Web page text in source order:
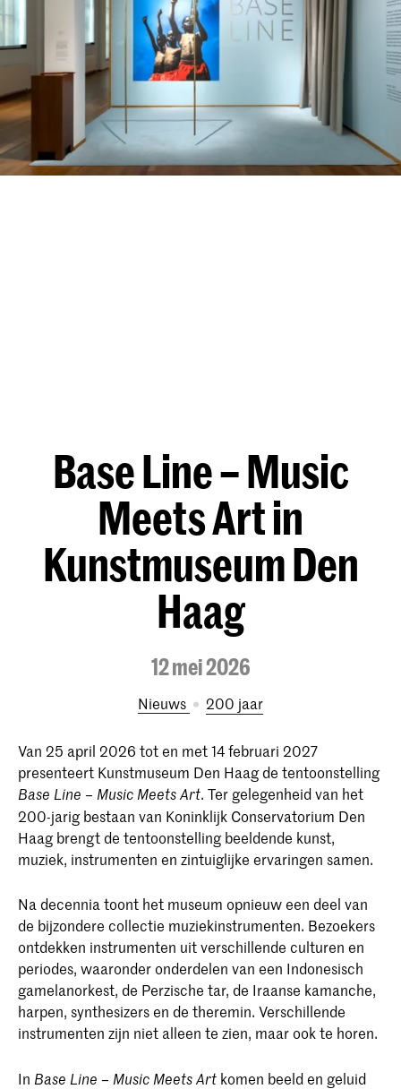
Base Line – Music
Meets Art in
Kunstmuseum Den
Haag
12 mei 2026
Nieuws 200 jaar
Van 25 april 2026 tot en met 14 februari 2027
presenteert Kunstmuseum Den Haag de tentoonstelling
Base Line – Music Meets Art. Ter gelegenheid van het
200-jarig bestaan van Koninklijk Conservatorium Den
Haag brengt de tentoonstelling beeldende kunst,
muziek, instrumenten en zintuiglijke ervaringen samen.
Na decennia toont het museum opnieuw een deel van
de bijzondere collectie muziekinstrumenten. Bezoekers
ontdekken instrumenten uit verschillende culturen en
periodes, waaronder onderdelen van een Indonesisch
gamelanorkest, de Perzische tar, de Iraanse kamanche,
harpen, synthesizers en de theremin. Verschillende
instrumenten zijn niet alleen te zien, maar ook te horen.
In Base Line – Music Meets Art komen beeld en geluid